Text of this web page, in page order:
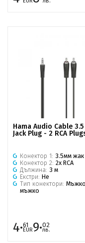
Hama Audio Cable 3.5
Jack Plug - 2 RCA
Конектор 1: 3.5мм
Конектор 2: 2x RCA
Дължина: 3 м
Екстри: Не
Тип конектори:
мъжко
4·61
EUR9·02
лв.